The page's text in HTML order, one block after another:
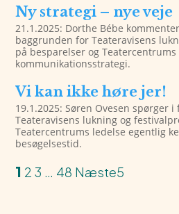
Ny strategi – nye veje
21.1.2025: Dorthe Bébe
baggrunden for Teateravisens
på besparelser og Teatercentrums
kommunikationsstrategi.
Vi kan ikke høre jer!
19.1.2025: Søren Ovesen spørger
Teateravisens lukning og
Teatercentrums ledelse egentlig
besøgelsestid.
1 2 3 … 48 Næste